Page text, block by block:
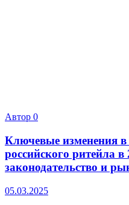
Автор 0
Ключевые изменения в
российского ритейла
законодательство и
05.03.2025